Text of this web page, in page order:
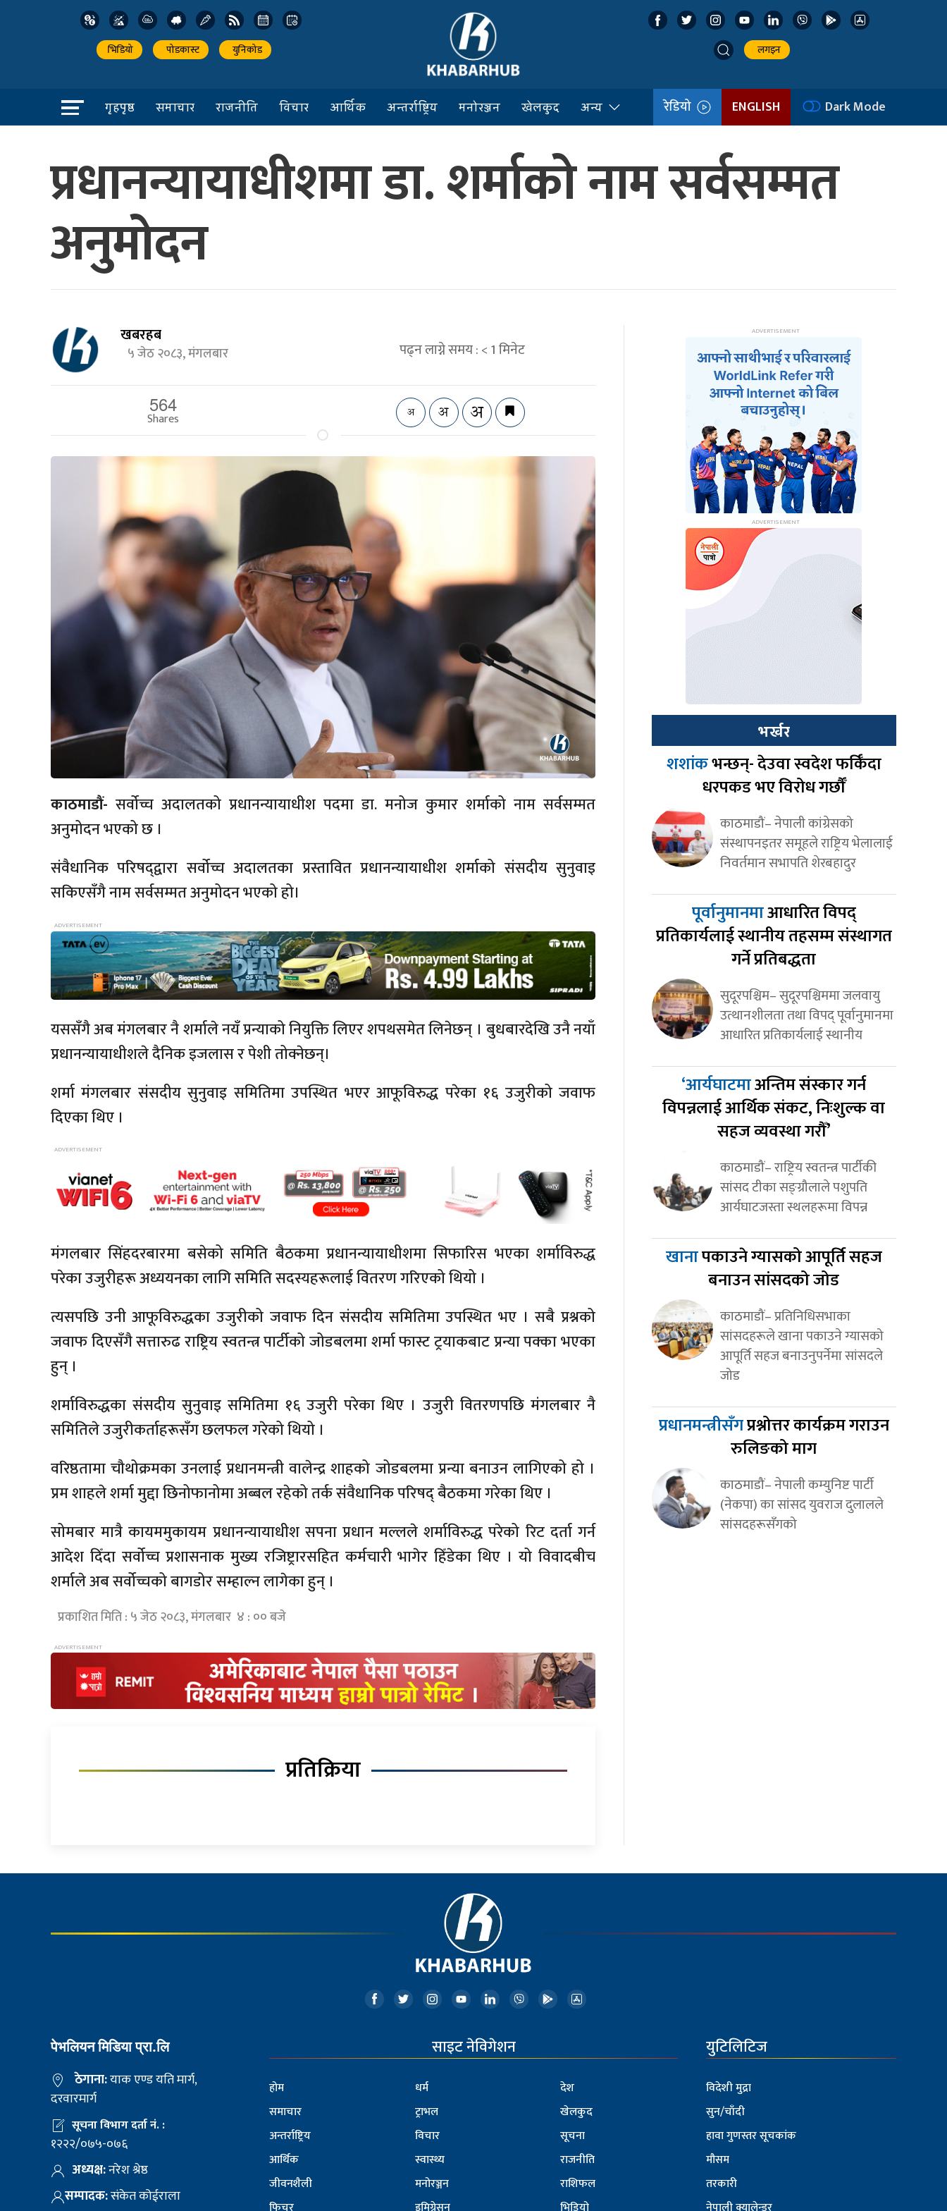
भिडियो पोडकास्ट युनिकोड लगइन
गृहपृष्ठ समाचार राजनीति विचार आर्थिक अन्तर्राष्ट्रिय मनोरञ्जन खेलकुद अन्य रेडियो ENGLISH Dark Mode
प्रधानन्यायाधीशमा डा. शर्माको नाम सर्वसम्मत
अनुमोदन
खबरहब
५ जेठ २०८३, मंगलबार पढ्न लाग्ने समय :< 1मिनेट
564
Shares
काठमाडौं-सर्वोच्च अदालतको प्रधानन्यायाधीश पदमा डा. मनोज कुमार शर्माको नाम सर्वसम्मत
अनुमोदन भएको छ ।
संवैधानिक परिषद्‍द्वारा सर्वोच्च अदालतका प्रस्तावित प्रधानन्यायाधीश शर्माको संसदीय सुनुवाइ
सकिएसँगै नाम सर्वसम्मत अनुमोदन भएको हो।
यससँगै अब मंगलबार नै शर्माले नयँ प्रन्याको नियुक्ति लिएर शपथसमेत लिनेछन् । बुधबारदेखि उनै नयाँ
प्रधानन्यायाधीशले दैनिक इजलास र पेशी तोक्नेछन्।
शर्मा मंगलबार संसदीय सुनुवाइ समितिमा उपस्थित भएर आफूविरुद्ध परेका १६ उजुरीको जवाफ
दिएका थिए ।
मंगलबार सिंहदरबारमा बसेको समिति बैठकमा प्रधानन्यायाधीशमा सिफारिस भएका शर्माविरुद्ध
परेका उजुरीहरू अध्ययनका लागि समिति सदस्यहरूलाई वितरण गरिएको थियो ।
त्यसपछि उनी आफूविरुद्धका उजुरीको जवाफ दिन संसदीय समितिमा उपस्थित भए । सबै प्रश्नको
जवाफ दिएसँगै सत्तारुढ राष्ट्रिय स्वतन्त्र पार्टीको जोडबलमा शर्मा फास्ट ट्रयाकबाट प्रन्या पक्का भएका
हुन् ।
शर्माविरुद्धका संसदीय सुनुवाइ समितिमा १६ उजुरी परेका थिए । उजुरी वितरणपछि मंगलबार नै
समितिले उजुरीकर्ताहरूसँग छलफल गरेको थियो ।
वरिष्ठतामा चौथोक्रमका उनलाई प्रधानमन्त्री वालेन्द्र शाहको जोडबलमा प्रन्या बनाउन लागिएको हो ।
प्रम शाहले शर्मा मुद्दा छिनोफानोमा अब्बल रहेको तर्क संवैधानिक परिषद् बैठकमा गरेका थिए ।
सोमबार मात्रै कायममुकायम प्रधानन्यायाधीश सपना प्रधान मल्लले शर्माविरुद्ध परेको रिट दर्ता गर्न
आदेश दिँदा सर्वोच्च प्रशासनाक मुख्य रजिष्ट्रारसहित कर्मचारी भागेर हिँडेका थिए । यो विवादबीच
शर्माले अब सर्वोच्चको बागडोर सम्हाल्न लागेका हुन् ।
प्रकाशित मिति : ५ जेठ २०८३, मंगलबार ४ : ०० बजे
प्रतिक्रिया
भर्खर
शशांकभन्छन्- देउवा स्वदेश फर्किँदा
धरपकड भए विरोध गर्छौँ
काठमाडौं– नेपाली कांग्रेसको
संस्थापनइतर समूहले राष्ट्रिय भेलालाई
निवर्तमान सभापति शेरबहादुर
पूर्वानुमानमाआधारित विपद्
प्रतिकार्यलाई स्थानीय तहसम्म संस्थागत
गर्ने प्रतिबद्धता
सुदूरपश्चिम– सुदूरपश्चिममा जलवायु
उत्थानशीलता तथा विपद् पूर्वानुमानमा
आधारित प्रतिकार्यलाई स्थानीय
‘आर्यघाटमाअन्तिम संस्कार गर्न
विपन्नलाई आर्थिक संकट, निःशुल्क वा
सहज व्यवस्था गरौँ’
काठमाडौं– राष्ट्रिय स्वतन्त्र पार्टीकी
सांसद टीका सङ्ग्रौलाले पशुपति
आर्यघाटजस्ता स्थलहरूमा विपन्न
खानापकाउने ग्यासको आपूर्ति सहज
बनाउन सांसदको जोड
काठमाडौं– प्रतिनिधिसभाका
सांसदहरूले खाना पकाउने ग्यासको
आपूर्ति सहज बनाउनुपर्नेमा सांसदले
जोड
प्रधानमन्त्रीसँगप्रश्नोत्तर कार्यक्रम गराउन
रुलिङको माग
काठमाडौं– नेपाली कम्युनिष्ट पार्टी
(नेकपा) का सांसद युवराज दुलालले
सांसदहरूसँगको
पेभलियन मिडिया प्रा.लि
ठेगाना:याक एण्ड यति मार्ग,
दरवारमार्ग
सूचना विभाग दर्ता नं. :
१२२२/०७५-०७६
अध्यक्ष:नरेश श्रेष्ठ
सम्पादक:संकेत कोईराला
साइट नेविगेशन
होम
समाचार
अन्तर्राष्ट्रिय
आर्थिक
जीवनशैली
धर्म
ट्राभल
विचार
स्वास्थ्य
मनोरञ्जन
देश
खेलकुद
सूचना
राजनीति
राशिफल
युटिलिटिज
विदेशी मुद्रा
सुन/चाँदी
हावा गुणस्तर सूचकांक
मौसम
तरकारी